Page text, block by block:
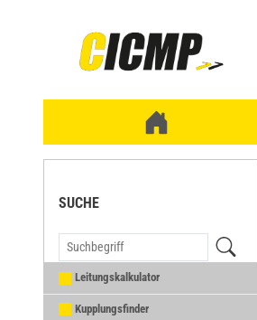
SUCHE
Leitungskalkulator
Kupplungsfinder